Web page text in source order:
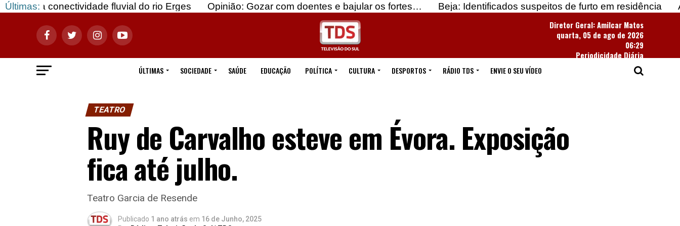
Últimas: fluvial do rio Erges Opinião: Gozar com doentes e bajular os fortes… Beja: Identificados suspeitos de furto em residência
Apreendidas
Diretor Geral: Amilcar Matos
quarta, 05 de ago de 2026
06:29
Periodicidade Diária
ÚLTIMAS
SOCIEDADE SAÚDE EDUCAÇÃO POLÍTICA CULTURA DESPORTOS RÁDIO TDS ENVIE O SEU VÍDEO
TEATRO
Ruy de Carvalho esteve em Évora. Exposição
fica até julho.
Teatro Garcia de Resende
Publicado 1 ano atrás em 16 de Junho, 2025